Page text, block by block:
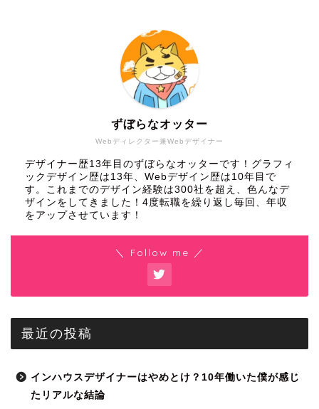
Webディレクター兼Webデザイナー
ずぼらなオッター
デザイナー歴13年目のずぼらなオッターです！グラフィ
ックデザイン歴は13年、Webデザイン歴は10年目で
す。これまでのデザイン経験は300社を超え、色んなデ
ザインをしてきました！4度転職を繰り返し毎回、年収
をアップさせています！
＼ Follow me ／
最近の投稿
インハウスデザイナーはやめとけ？10年働いた僕が感じ
たリアルな結論